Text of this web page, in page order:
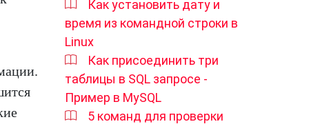
Как установить дату и
время из командной строки в
Linux
Как присоединить три
таблицы в SQL запросе -
Пример в MySQL
5 команд для проверки